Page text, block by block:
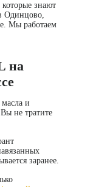
знают
Одинцово,
Мы работаем
на
масла и
не тратите
заранее.